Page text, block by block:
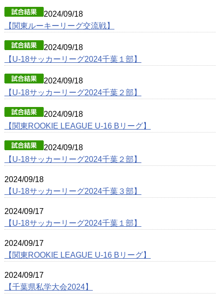
2024/09/18
【関東ルーキーリーグ交流戦】
2024/09/18
【U-18サッカーリーグ2024千葉１部】
2024/09/18
【U-18サッカーリーグ2024千葉２部】
2024/09/18
【関東ROOKIE LEAGUE U-16 Bリーグ】
2024/09/18
【U-18サッカーリーグ2024千葉２部】
2024/09/18
【U-18サッカーリーグ2024千葉３部】
2024/09/17
【U-18サッカーリーグ2024千葉１部】
2024/09/17
【関東ROOKIE LEAGUE U-16 Bリーグ】
2024/09/17
【千葉県私学大会2024】